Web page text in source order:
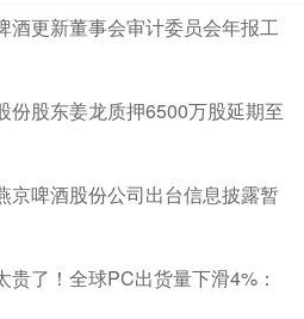
酒更新董事会审计委员会年报工
份股东姜龙质押6500万股延期至
京啤酒股份公司出台信息披露暂
了！全球PC出货量下滑4%：